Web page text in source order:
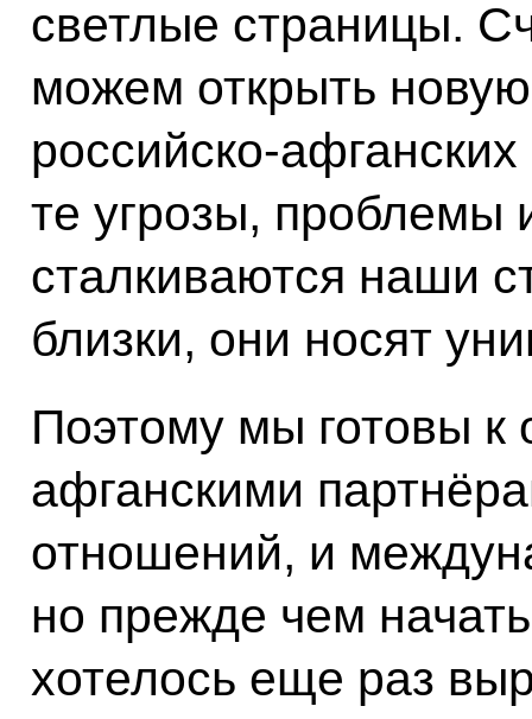
светлые страницы.
можем открыть
российско-
те угрозы, проблемы
сталкиваются наши
близки, они носят
Поэтому мы готовы
афганскими
отношений, и
но прежде чем
хотелось еще раз